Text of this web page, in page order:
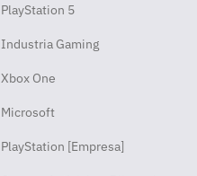
PlayStation 5
Industria Gaming
Xbox One
Microsoft
PlayStation [Empresa]